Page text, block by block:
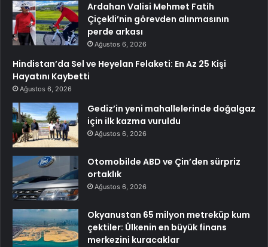
Ardahan Valisi Mehmet Fatih
Çiçekli’nin görevden alınmasının
perde arkası
Ağustos 6, 2026
Hindistan’da Sel ve Heyelan Felaketi: En Az 25 Kişi
Hayatını Kaybetti
Ağustos 6, 2026
Gediz’in yeni mahallelerinde doğalgaz
için ilk kazma vuruldu
Ağustos 6, 2026
Otomobilde ABD ve Çin’den sürpriz
ortaklık
Ağustos 6, 2026
Okyanustan 65 milyon metreküp kum
çektiler: Ülkenin en büyük finans
merkezini kuracaklar